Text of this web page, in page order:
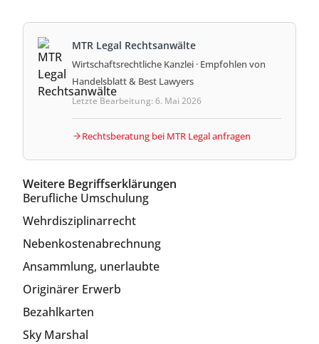
MTR Legal Rechtsanwälte
Wirtschaftsrechtliche Kanzlei · Empfohlen von
Handelsblatt & Best Lawyers
Letzte Bearbeitung: 6. Mai 2026
Rechtsberatung bei MTR Legal anfragen
Weitere Begriffserklärungen
Berufliche Umschulung
Wehrdisziplinarrecht
Nebenkostenabrechnung
Ansammlung, unerlaubte
Originärer Erwerb
Bezahlkarten
Sky Marshal